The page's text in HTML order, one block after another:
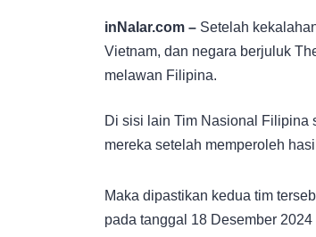
inNalar.com – Setelah
Vietnam, dan negara berjuluk
melawan Filipina.
Di sisi lain Tim Nasional Filipina
mereka setelah memperoleh
Maka dipastikan kedua tim
pada tanggal 18 Desember 2024